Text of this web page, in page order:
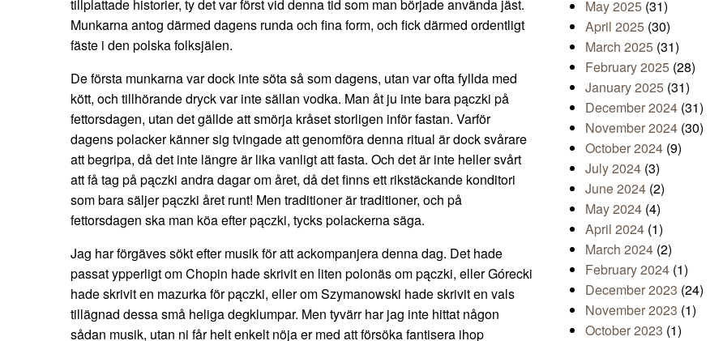
tillplattade historier, ty det var först vid denna tid som man började använda jäst.
Munkarna antog därmed dagens runda och fina form, och fick därmed ordentligt
fäste i den polska folksjälen.
De första munkarna var dock inte söta så som dagens, utan var ofta fyllda med
kött, och tillhörande dryck var inte sällan vodka. Man åt ju inte bara pączki på
fettorsdagen, utan det gällde att smörja kråset storligen inför fastan. Varför
dagens polacker känner sig tvingade att genomföra denna ritual är dock svårare
att begripa, då det inte längre är lika vanligt att fasta. Och det är inte heller svårt
att få tag på pączki andra dagar om året, då det finns ett rikstäckande konditori
som bara säljer pączki året runt! Men traditioner är traditioner, och på
fettorsdagen ska man köa efter pączki, tycks polackerna säga.
Jag har förgäves sökt efter musik för att ackompanjera denna dag. Det hade
passat ypperligt om Chopin hade skrivit en liten polonäs om pączki, eller Górecki
hade skrivit en mazurka för pączki, eller om Szymanowski hade skrivit en vals
tillägnad dessa små heliga degklumpar. Men tyvärr har jag inte hittat någon
sådan musik, utan ni får helt enkelt nöja er med att försöka fantisera ihop
May 2025 (31)
April 2025 (30)
March 2025 (31)
February 2025 (28)
January 2025 (31)
December 2024 (31)
November 2024 (30)
October 2024 (9)
July 2024 (3)
June 2024 (2)
May 2024 (4)
April 2024 (1)
March 2024 (2)
February 2024 (1)
December 2023 (24)
November 2023 (1)
October 2023 (1)